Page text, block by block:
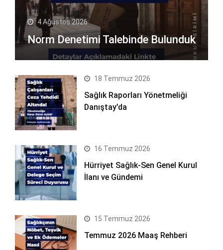
4 Ağustos 2026
Norm Denetimi Talebinde Bulunduk
18 Temmuz 2026
Sağlık Raporları Yönetmeliği
Danıştay’da
16 Temmuz 2026
Hürriyet Sağlık-Sen Genel Kurul
İlanı ve Gündemi
15 Temmuz 2026
Temmuz 2026 Maaş Rehberi